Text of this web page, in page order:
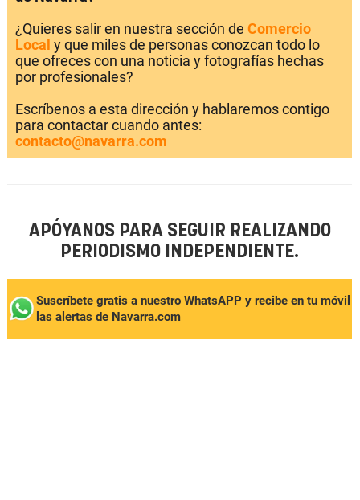
¿Quieres salir en nuestra sección de Comercio
Local y que miles de personas conozcan todo lo
que ofreces con una noticia y fotografías hechas
por profesionales?
Escríbenos a esta dirección y hablaremos contigo
para contactar cuando antes:
contacto@navarra.com
APÓYANOS PARA SEGUIR REALIZANDO
PERIODISMO INDEPENDIENTE.
Suscríbete gratis a nuestro WhatsAPP y recibe en tu móvil
las alertas de Navarra.com